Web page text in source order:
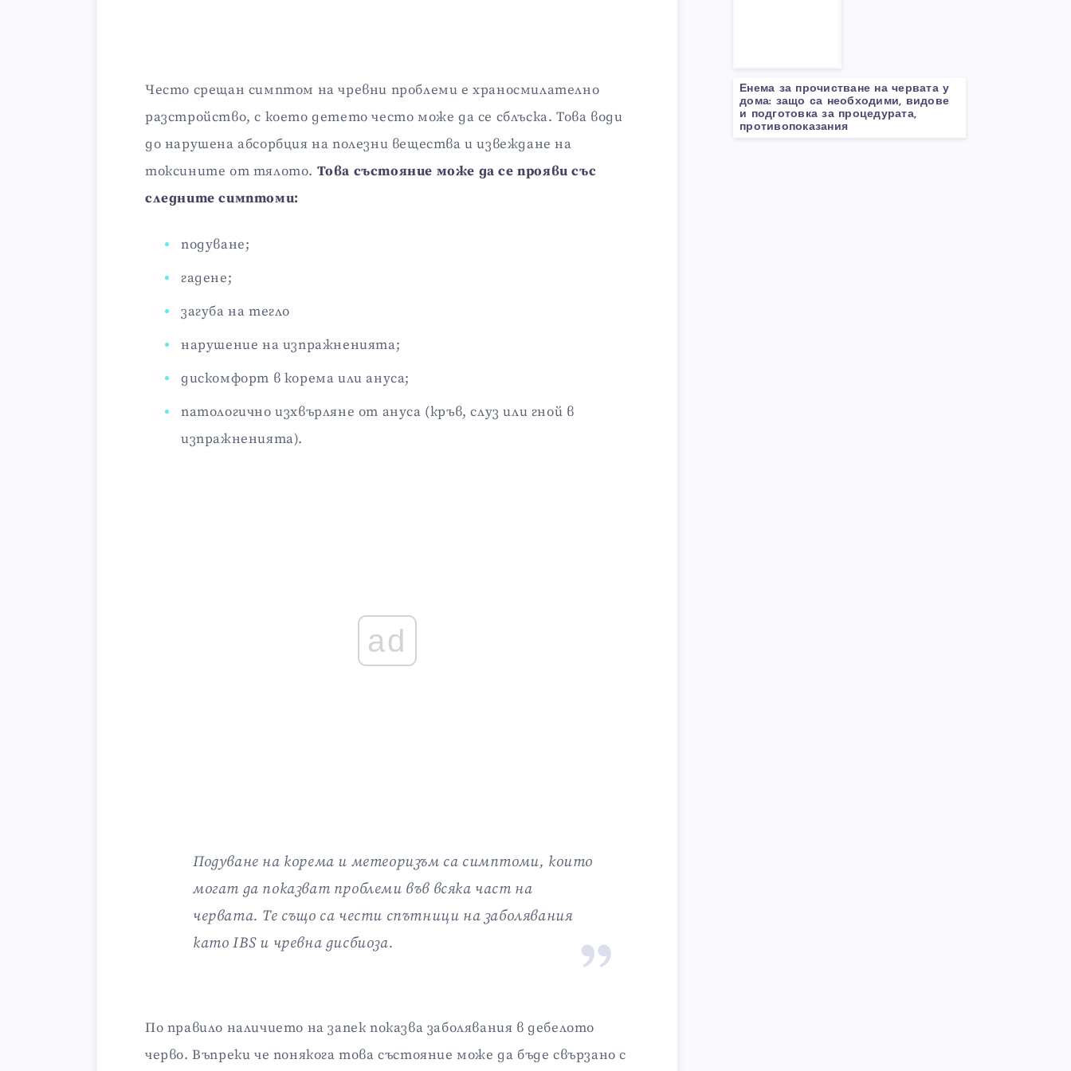
Често срещан симптом на чревни проблеми е храносмилателно
разстройство, с което детето често може да се сблъска. Това води
до нарушена абсорбция на полезни вещества и извеждане на
токсините от тялото. Това състояние може да се прояви със
следните симптоми:
подуване;
гадене;
загуба на тегло
нарушение на изпражненията;
дискомфорт в корема или ануса;
патологично изхвърляне от ануса (кръв, слуз или гной в
изпражненията).
ad
Подуване на корема и метеоризъм са симптоми, които
могат да показват проблеми във всяка част на
червата. Те също са чести спътници на заболявания
като IBS и чревна дисбиоза.
По правило наличието на запек показва заболявания в дебелото
черво. Въпреки че понякога това състояние може да бъде свързано с
Енема за прочистване на червата у
дома: защо са необходими, видове
и подготовка за процедурата,
противопоказания